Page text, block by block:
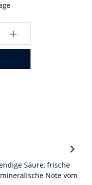
Säure, frische
Note vom